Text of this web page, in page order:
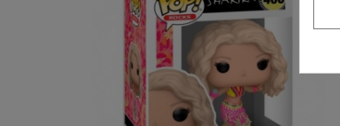
AÑADIR